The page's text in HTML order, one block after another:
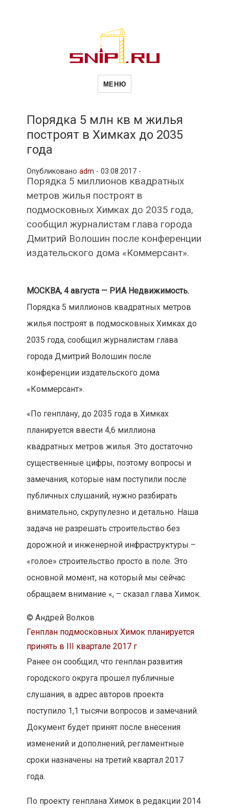
Новости
и
рубрики
МЕНЮ
Порядка 5 млн кв м жилья
построят в Химках до 2035
года
Опубликовано adm - 03.08.2017 -
Порядка 5 миллионов квадратных
метров жилья построят в
подмосковных Химках до 2035 года,
сообщил журналистам глава города
Дмитрий Волошин после конференции
издательского дома «Коммерсант».
МОСКВА, 4 августа — РИА Недвижимость.
Порядка 5 миллионов квадратных метров
жилья построят в подмосковных Химках до
2035 года, сообщил журналистам глава
города Дмитрий Волошин после
конференции издательского дома
«Коммерсант».
«По генплану, до 2035 года в Химках
планируется ввести 4,6 миллиона
квадратных метров жилья. Это достаточно
существенные цифры, поэтому вопросы и
замечания, которые нам поступили после
публичных слушаний, нужно разбирать
внимательно, скрупулезно и детально. Наша
задача не разрешать строительство без
дорожной и инженерной инфраструктуры –
«голое» строительство просто в поле. Это
основной момент, на который мы сейчас
обращаем внимание «, – сказал глава Химок.
© Андрей Волков
Генплан подмосковных Химок планируется
принять в III квартале 2017 г
Ранее он сообщил, что генплан развития
городского округа прошел публичные
слушания, в адрес авторов проекта
поступило 1,1 тысячи вопросов и замечаний.
Документ будет принят после внесения
изменений и дополнений, регламентные
сроки назначены на третий квартал 2017
года.
По проекту генплана Химок в редакции 2014